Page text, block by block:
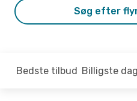
Søg efter
Bedste tilbud Billigste